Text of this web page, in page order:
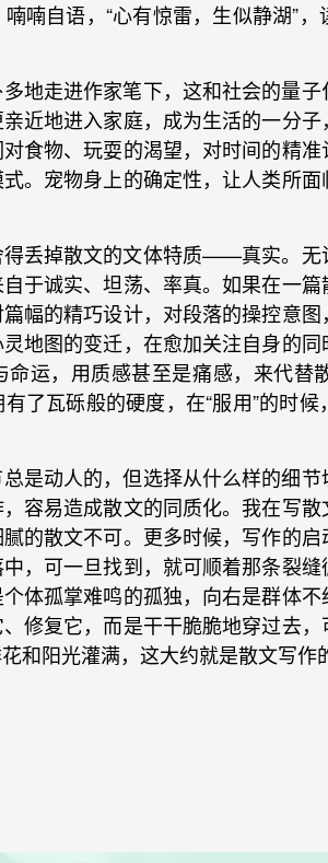
喃自语，“心有惊雷，生似静湖”
地走进作家笔下，这和社会的量子
近地进入家庭，成为生活的一分
食物、玩耍的渴望，对时间的精
。宠物身上的确定性，让人类所
丢掉散文的文体特质——真实。无
于诚实、坦荡、率真。如果在一
幅的精巧设计，对段落的操控意
地图的变迁，在愈加关注自身的
运，用质感甚至是痛感，来代替
了瓦砾般的硬度，在“服用”的时
是动人的，但选择从什么样的细
容易造成散文的同质化。我在写
的散文不可。更多时候，写作的
，可一旦找到，就可顺着那条裂
体孤掌难鸣的孤独，向右是群体
修复它，而是干干脆脆地穿过去
和阳光灌满，这大约就是散文写作